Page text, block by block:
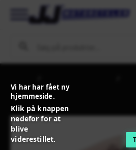
Vi har har fået ny
hjemmeside.
Klik på knappen
nedefor for at
blive
viderestillet.
AIR FILTER PF KTM 23